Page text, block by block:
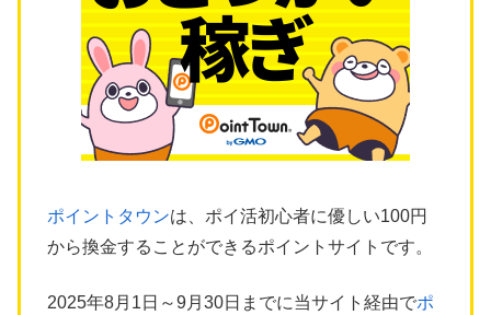
ポイントタウンは、ポイ活初心者に優しい100円
から換金することができるポイントサイトです。
2025年8月1日～9月30日までに当サイト経由でポ